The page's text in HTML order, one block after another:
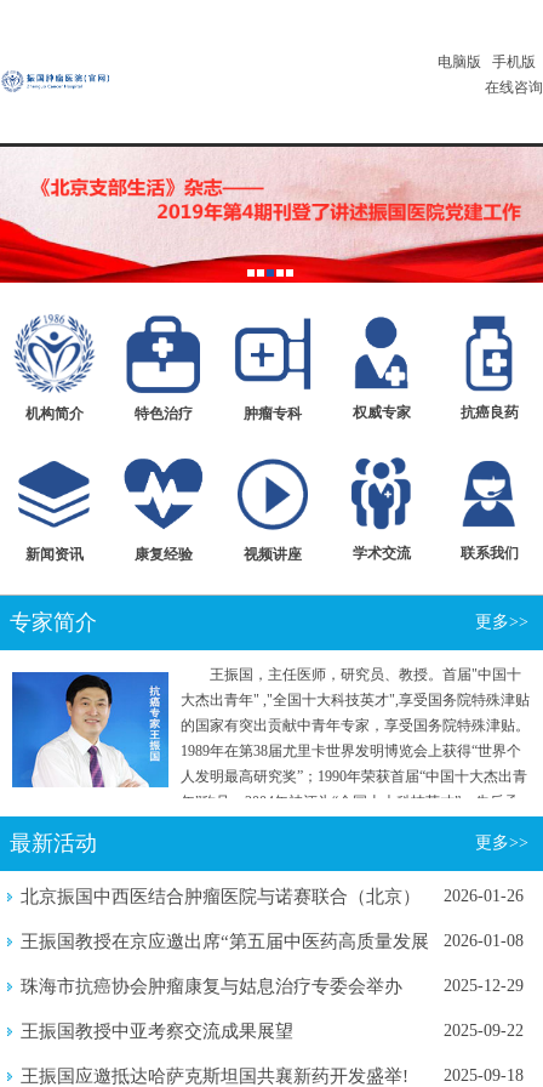
电脑版
手机版
在线咨询
机构简介 特色治疗 肿瘤专科 权威专家 抗癌良药
新闻资讯 康复经验 视频讲座 学术交流 联系我们
专家简介 更多>>
王振国，主任医师，研究员、教授。首届"中国十
大杰出青年" ,"全国十大科技英才",享受国务院特殊津贴
的国家有突出贡献中青年专家，享受国务院特殊津贴。
1989年在第38届尤里卡世界发明博览会上获得“世界个
人发明最高研究奖”；1990年荣获首届“中国十大杰出青
年”称号；2004年被评为“全国十大科技英才”。先后承
项目。曾参加国家行政学院两院院士和专家理论研究
最新活动 更多>>
北京振国中西医结合肿瘤医院与诺赛联合（北京）
2026-01-26
王振国教授在京应邀出席“第五届中医药高质量发展
2026-01-08
珠海市抗癌协会肿瘤康复与姑息治疗专委会举办
2025-12-29
王振国教授中亚考察交流成果展望 2025-09-22
王振国应邀抵达哈萨克斯坦国共襄新药开发盛举! 2025-09-18